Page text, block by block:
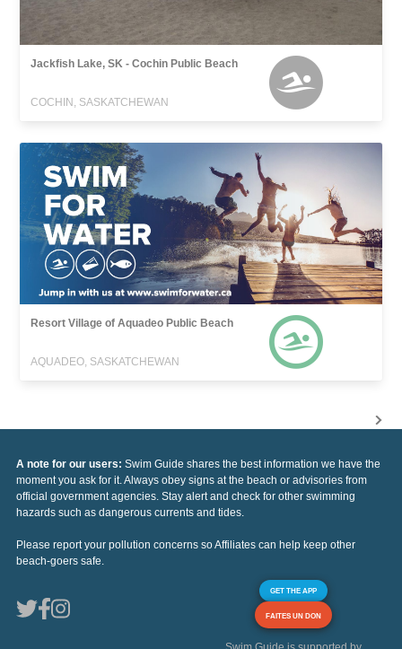
Jackfish Lake, SK - Cochin Public Beach
COCHIN, SASKATCHEWAN
Resort Village of Aquadeo Public Beach
AQUADEO, SASKATCHEWAN
A note for our users: Swim Guide shares the best information we have the
moment you ask for it. Always obey signs at the beach or advisories from
official government agencies. Stay alert and check for other swimming
hazards such as dangerous currents and tides.
Please report your pollution concerns so Affiliates can help keep other
beach-goers safe.
GET THE APP
FAITES UN DON